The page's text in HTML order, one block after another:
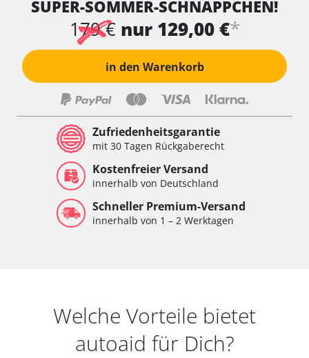
SUPER-SOMMER-SCHNÄPPCHEN!
179 € nur 129,00 €*
in den Warenkorb
Zufriedenheitsgarantie
mit 30 Tagen Rückgaberecht
Kostenfreier Versand
innerhalb von Deutschland
Schneller Premium-Versand
innerhalb von 1 – 2 Werktagen
Welche Vorteile bietet
autoaid für Dich?